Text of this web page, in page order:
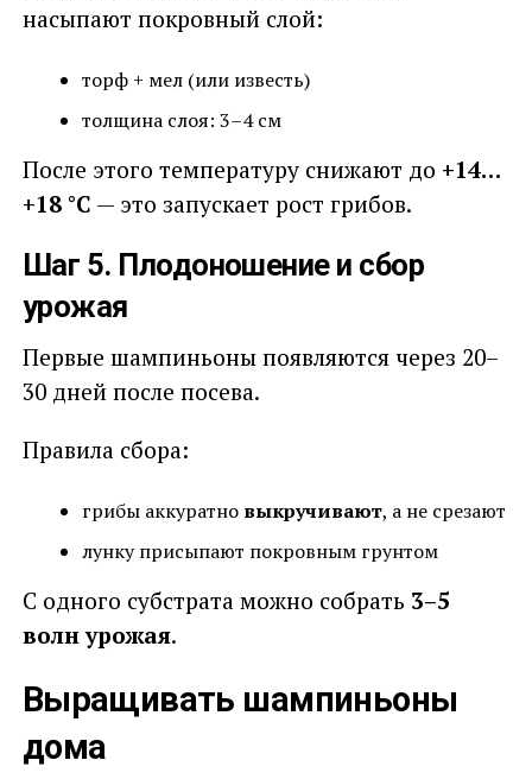
насыпают покровный слой:
торф + мел (или известь)
толщина слоя: 3–4 см
После этого температуру снижают до +14…
+18 °C — это запускает рост грибов.
Шаг 5. Плодоношение и сбор
урожая
Первые шампиньоны появляются через 20–
30 дней после посева.
Правила сбора:
грибы аккуратно выкручивают, а не срезают
лунку присыпают покровным грунтом
С одного субстрата можно собрать 3–5
волн урожая.
Выращивать шампиньоны
дома